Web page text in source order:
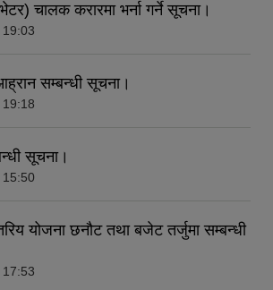
चालक करारमा भर्ना गर्ने सूचना।
सम्बन्धी सूचना।
सूचना।
योजना छनौट तथा बजेट तर्जुमा सम्बन्धी